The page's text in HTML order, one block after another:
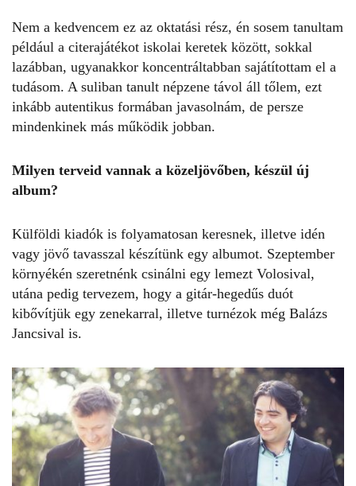
Nem a kedvencem ez az oktatási rész, én sosem tanultam
például a citerajátékot iskolai keretek között, sokkal
lazábban, ugyanakkor koncentráltabban sajátítottam el a
tudásom. A suliban tanult népzene távol áll tőlem, ezt
inkább autentikus formában javasolnám, de persze
mindenkinek más működik jobban.
Milyen terveid vannak a közeljövőben, készül új
album?
Külföldi kiadók is folyamatosan keresnek, illetve idén
vagy jövő tavasszal készítünk egy albumot. Szeptember
környékén szeretnénk csinálni egy lemezt Volosival,
utána pedig tervezem, hogy a gitár-hegedűs duót
kibővítjük egy zenekarral, illetve turnézok még Balázs
Jancsival is.